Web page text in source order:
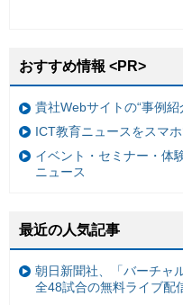
おすすめ情報 <PR>
貴社Webサイトの“事例紹
ICT教育ニュースをスマ
イベント・セミナー・体
ニュース
最近の人気記事
朝日新聞社、「バーチャ
全48試合の無料ライブ配